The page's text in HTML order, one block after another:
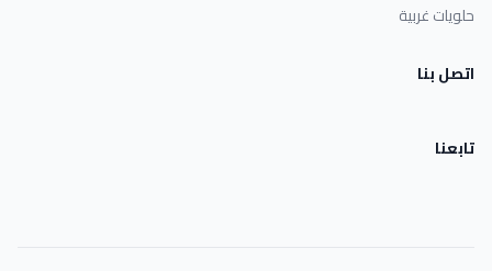
حلويات غربية
اتصل بنا
تابعنا